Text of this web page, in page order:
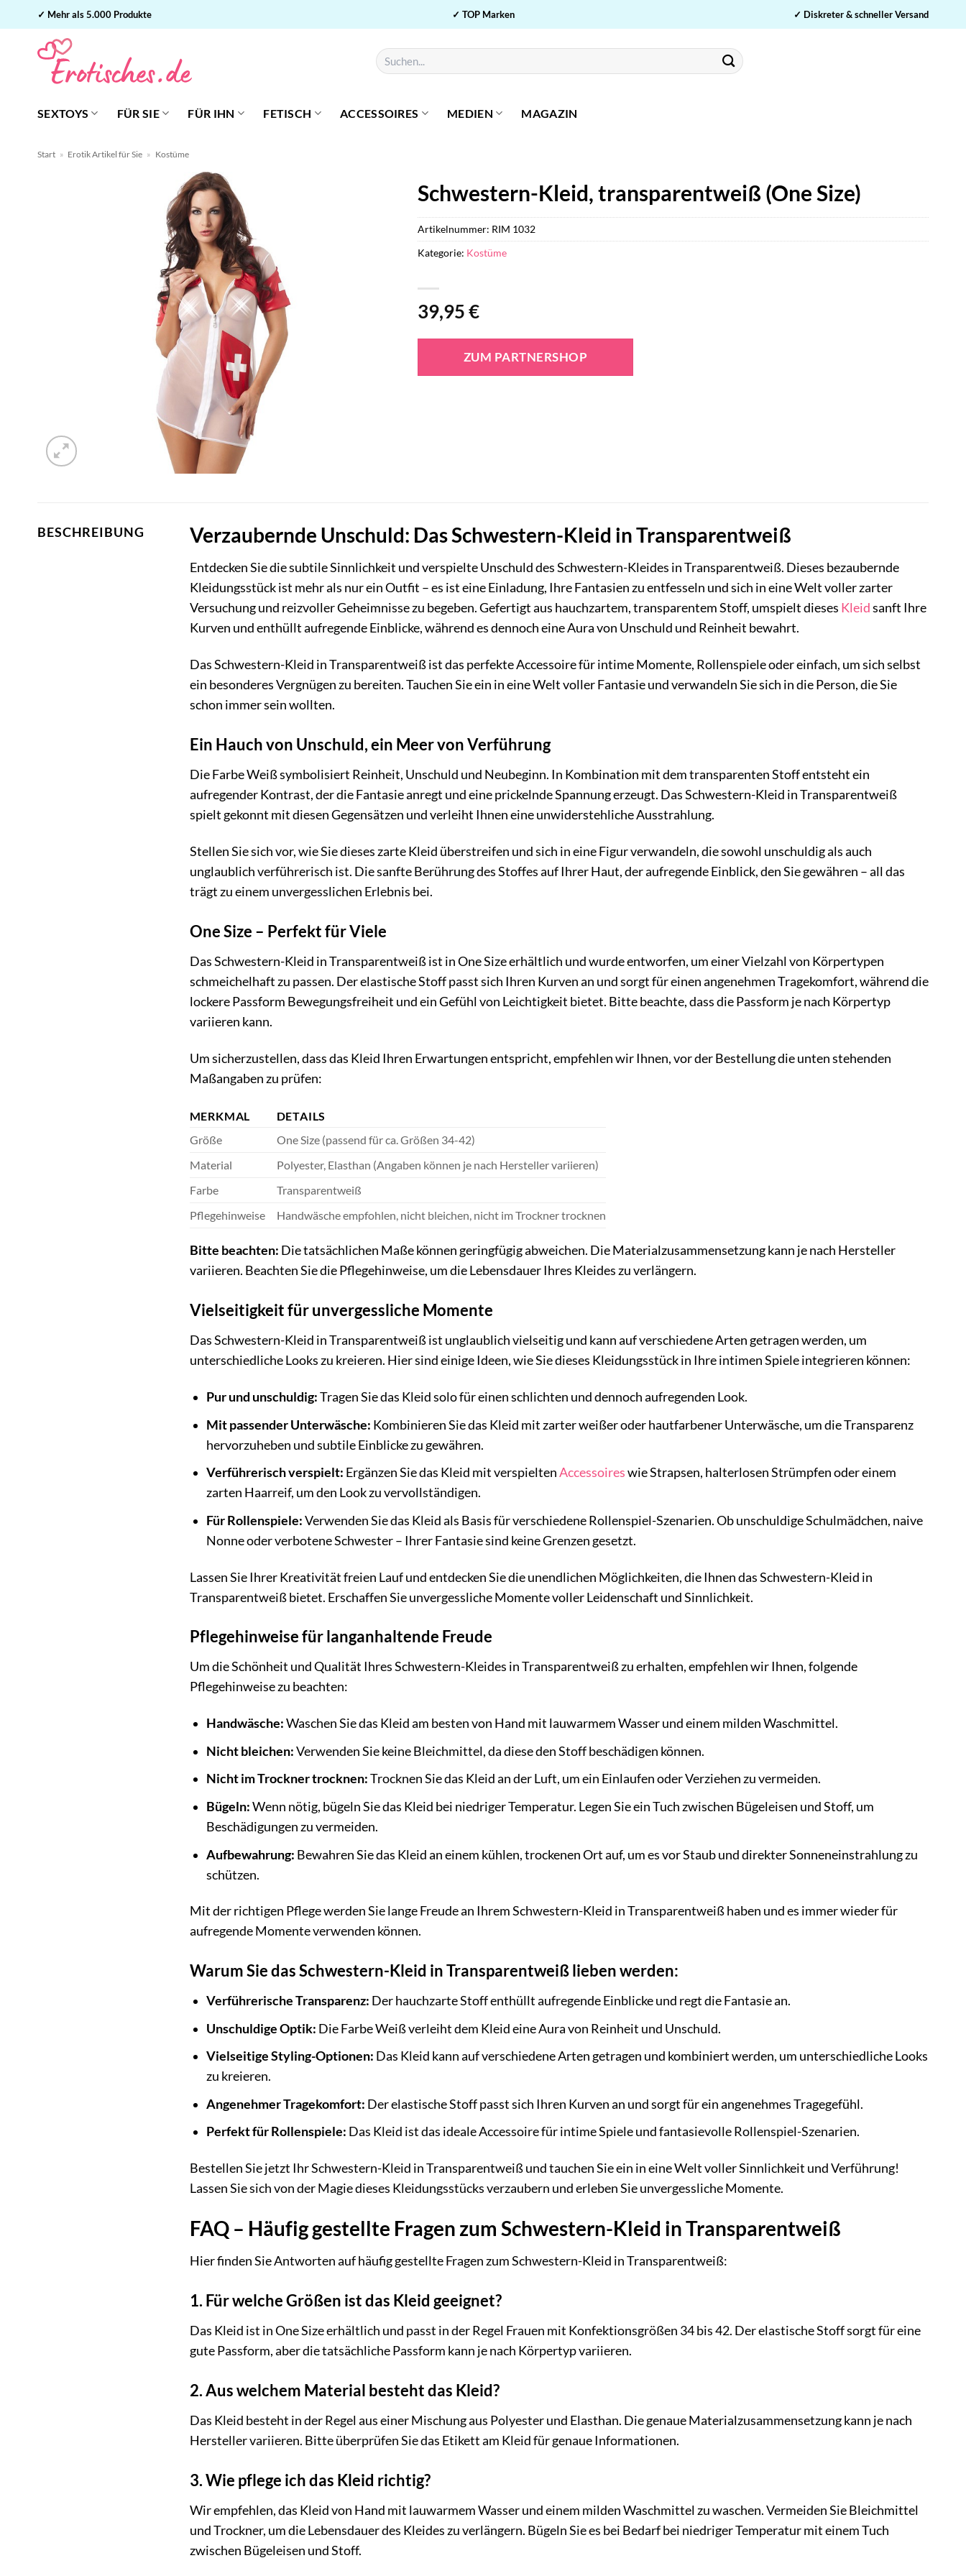
Inhalt
springen
✓ Mehr als 5.000 Produkte ✓ TOP Marken ✓ Diskreter & schneller Versand
Suchen
nach:
SEXTOYS FÜR SIE FÜR IHN FETISCH ACCESSOIRES MEDIEN MAGAZIN
Start » Erotik Artikel für Sie » Kostüme
Schwestern-Kleid, transparentweiß (One Size)
39,95€
ZUM PARTNERSHOP
Artikelnummer: RIM 1032
Kategorie: Kostüme
BESCHREIBUNG Verzaubernde Unschuld: Das Schwestern-Kleid in Transparentweiß
Entdecken Sie die subtile Sinnlichkeit und verspielte Unschuld des Schwestern-Kleides in Transparentweiß. Dieses bezaubernde
Kleidungsstück ist mehr als nur ein Outfit – es ist eine Einladung, Ihre Fantasien zu entfesseln und sich in eine Welt voller zarter
Versuchung und reizvoller Geheimnisse zu begeben. Gefertigt aus hauchzartem, transparentem Stoff, umspielt dieses Kleidsanft Ihre
Kurven und enthüllt aufregende Einblicke, während es dennoch eine Aura von Unschuld und Reinheit bewahrt.
Das Schwestern-Kleid in Transparentweiß ist das perfekte Accessoire für intime Momente, Rollenspiele oder einfach, um sich selbst
ein besonderes Vergnügen zu bereiten. Tauchen Sie ein in eine Welt voller Fantasie und verwandeln Sie sich in die Person, die Sie
schon immer sein wollten.
Ein Hauch von Unschuld, ein Meer von Verführung
Die Farbe Weiß symbolisiert Reinheit, Unschuld und Neubeginn. In Kombination mit dem transparenten Stoff entsteht ein
aufregender Kontrast, der die Fantasie anregt und eine prickelnde Spannung erzeugt. Das Schwestern-Kleid in Transparentweiß
spielt gekonnt mit diesen Gegensätzen und verleiht Ihnen eine unwiderstehliche Ausstrahlung.
Stellen Sie sich vor, wie Sie dieses zarte Kleid überstreifen und sich in eine Figur verwandeln, die sowohl unschuldig als auch
unglaublich verführerisch ist. Die sanfte Berührung des Stoffes auf Ihrer Haut, der aufregende Einblick, den Sie gewähren – all das
trägt zu einem unvergesslichen Erlebnis bei.
One Size – Perfekt für Viele
Das Schwestern-Kleid in Transparentweiß ist in One Size erhältlich und wurde entworfen, um einer Vielzahl von Körpertypen
schmeichelhaft zu passen. Der elastische Stoff passt sich Ihren Kurven an und sorgt für einen angenehmen Tragekomfort, während die
lockere Passform Bewegungsfreiheit und ein Gefühl von Leichtigkeit bietet. Bitte beachte, dass die Passform je nach Körpertyp
variieren kann.
Um sicherzustellen, dass das Kleid Ihren Erwartungen entspricht, empfehlen wir Ihnen, vor der Bestellung die unten stehenden
Maßangaben zu prüfen:
MERKMAL
DETAILS
Größe
One Size (passend für ca. Größen 34-42)
Material
Polyester, Elasthan (Angaben können je nach Hersteller variieren)
Farbe
Transparentweiß
Pflegehinweise
Handwäsche empfohlen, nicht bleichen, nicht im Trockner trocknen
Bitte beachten: Die tatsächlichen Maße können geringfügig abweichen. Die Materialzusammensetzung kann je nach Hersteller
variieren. Beachten Sie die Pflegehinweise, um die Lebensdauer Ihres Kleides zu verlängern.
Vielseitigkeit für unvergessliche Momente
Das Schwestern-Kleid in Transparentweiß ist unglaublich vielseitig und kann auf verschiedene Arten getragen werden, um
unterschiedliche Looks zu kreieren. Hier sind einige Ideen, wie Sie dieses Kleidungsstück in Ihre intimen Spiele integrieren können:
Pur und unschuldig:Tragen Sie das Kleid solo für einen schlichten und dennoch aufregenden Look.
Mit passender Unterwäsche: Kombinieren Sie das Kleid mit zarter weißer oder hautfarbener Unterwäsche, um die Transparenz
hervorzuheben und subtile Einblicke zu gewähren.
Verführerisch verspielt: Ergänzen Sie das Kleid mit verspieltenAccessoireswie Strapsen, halterlosen Strümpfen oder einem
zarten Haarreif, um den Look zu vervollständigen.
Für Rollenspiele:Verwenden Sie das Kleid als Basis für verschiedene Rollenspiel-Szenarien. Ob unschuldige Schulmädchen, naive
Nonne oder verbotene Schwester – Ihrer Fantasie sind keine Grenzen gesetzt.
Lassen Sie Ihrer Kreativität freien Lauf und entdecken Sie die unendlichen Möglichkeiten, die Ihnen das Schwestern-Kleid in
Transparentweiß bietet. Erschaffen Sie unvergessliche Momente voller Leidenschaft und Sinnlichkeit.
Pflegehinweise für langanhaltende Freude
Um die Schönheit und Qualität Ihres Schwestern-Kleides in Transparentweiß zu erhalten, empfehlen wir Ihnen, folgende
Pflegehinweise zu beachten:
Handwäsche:Waschen Sie das Kleid am besten von Hand mit lauwarmem Wasser und einem milden Waschmittel.
Nicht bleichen:Verwenden Sie keine Bleichmittel, da diese den Stoff beschädigen können.
Nicht im Trockner trocknen:Trocknen Sie das Kleid an der Luft, um ein Einlaufen oder Verziehen zu vermeiden.
Bügeln:Wenn nötig, bügeln Sie das Kleid bei niedriger Temperatur. Legen Sie ein Tuch zwischen Bügeleisen und Stoff, um
Beschädigungen zu vermeiden.
Aufbewahrung: Bewahren Sie das Kleid an einem kühlen, trockenen Ort auf, um es vor Staub und direkter Sonneneinstrahlung zu
schützen.
Mit der richtigen Pflege werden Sie lange Freude an Ihrem Schwestern-Kleid in Transparentweiß haben und es immer wieder für
aufregende Momente verwenden können.
Warum Sie das Schwestern-Kleid in Transparentweiß lieben werden:
Verführerische Transparenz: Der hauchzarte Stoff enthüllt aufregende Einblicke und regt die Fantasie an.
Unschuldige Optik: Die Farbe Weiß verleiht dem Kleid eine Aura von Reinheit und Unschuld.
Vielseitige Styling-Optionen: Das Kleid kann auf verschiedene Arten getragen und kombiniert werden, um unterschiedliche Looks
zu kreieren.
Angenehmer Tragekomfort: Der elastische Stoff passt sich Ihren Kurven an und sorgt für ein angenehmes Tragegefühl.
Perfekt für Rollenspiele: Das Kleid ist das ideale Accessoire für intime Spiele und fantasievolle Rollenspiel-Szenarien.
Bestellen Sie jetzt Ihr Schwestern-Kleid in Transparentweiß und tauchen Sie ein in eine Welt voller Sinnlichkeit und Verführung!
Lassen Sie sich von der Magie dieses Kleidungsstücks verzaubern und erleben Sie unvergessliche Momente.
FAQ – Häufig gestellte Fragen zum Schwestern-Kleid in Transparentweiß
Hier finden Sie Antworten auf häufig gestellte Fragen zum Schwestern-Kleid in Transparentweiß:
1. Für welche Größen ist das Kleid geeignet?
Das Kleid ist in One Size erhältlich und passt in der Regel Frauen mit Konfektionsgrößen 34 bis 42. Der elastische Stoff sorgt für eine
gute Passform, aber die tatsächliche Passform kann je nach Körpertyp variieren.
2. Aus welchem Material besteht das Kleid?
Das Kleid besteht in der Regel aus einer Mischung aus Polyester und Elasthan. Die genaue Materialzusammensetzung kann je nach
Hersteller variieren. Bitte überprüfen Sie das Etikett am Kleid für genaue Informationen.
3. Wie pflege ich das Kleid richtig?
Wir empfehlen, das Kleid von Hand mit lauwarmem Wasser und einem milden Waschmittel zu waschen. Vermeiden Sie Bleichmittel
und Trockner, um die Lebensdauer des Kleides zu verlängern. Bügeln Sie es bei Bedarf bei niedriger Temperatur mit einem Tuch
zwischen Bügeleisen und Stoff.